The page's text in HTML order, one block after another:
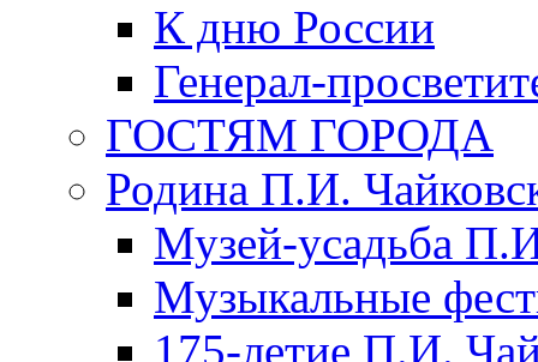
К дню России
Генерал-
ГОСТЯМ ГОРОДА
Родина П.И.
Музей-усадьба
Музыкальные
175-летие П.И.